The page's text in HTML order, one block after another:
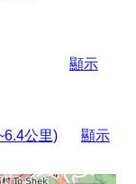
顯示
公里)
顯示